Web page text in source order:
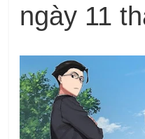
ngày 11